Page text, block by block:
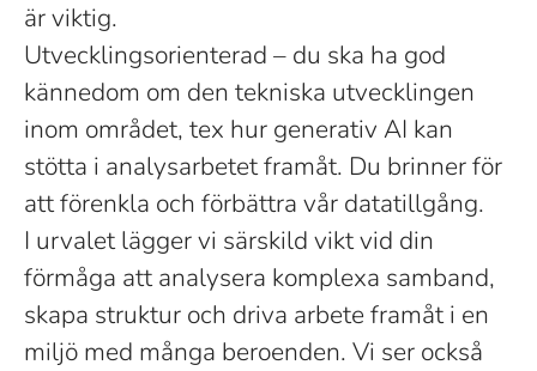
är viktig.
Utvecklingsorienterad – du ska ha god
kännedom om den tekniska utvecklingen
inom området, tex hur generativ AI kan
stötta i analysarbetet framåt. Du brinner för
att förenkla och förbättra vår datatillgång.
I urvalet lägger vi särskild vikt vid din
förmåga att analysera komplexa samband,
skapa struktur och driva arbete framåt i en
miljö med många beroenden. Vi ser också